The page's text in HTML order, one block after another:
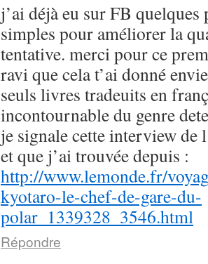
j’ai déjà eu sur FB quelques
simples pour améliorer la
tentative. merci pour ce
ravi que cela t’ai donné
seuls livres tradeuits en
incontournable du genre
je signale cette interview de
et que j’ai trouvée depuis :
http://www.lemonde.fr/
kyotaro-le-chef-de-gare-du-
polar_1339328_3546.html
Répondre